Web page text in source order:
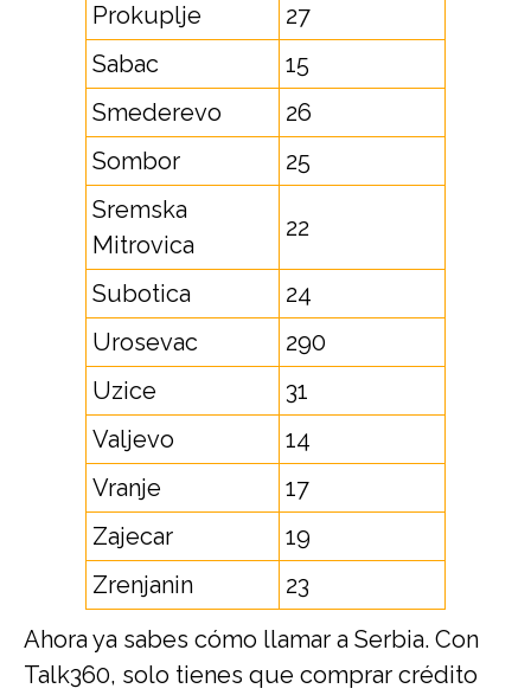
Prokuplje
27
Sabac
15
Smederevo
26
Sombor
25
Sremska
Mitrovica
22
Subotica
24
Urosevac
290
Uzice
31
Valjevo
14
Vranje
17
Zajecar
19
Zrenjanin
23
Ahora ya sabes cómo llamar a Serbia. Con
Talk360, solo tienes que comprar crédito